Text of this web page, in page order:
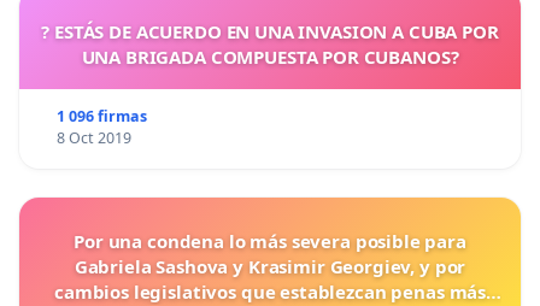
? ESTÁS DE ACUERDO EN UNA INVASION A CUBA POR
UNA BRIGADA COMPUESTA POR CUBANOS?
1 096 firmas
8 Oct 2019
Por una condena lo más severa posible para
Gabriela Sashova y Krasimir Georgiev, y por
cambios legislativos que establezcan penas más